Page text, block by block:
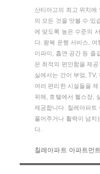
산티아고의 최고 위치에
의 모든 것을 맛볼 수 있
에 맞도록 높은 수준의
다. 왕복 운행 서비스,
이파이, 흡연 공간 등 즐
은 최적의 편안함을 제
실에서는 간이 부엌, TV,
여러 편리한 시설들을
위해, 호텔에서 헬스장,
제공합니다. 칠레아파트
풀어주거나 활력이 넘치
다.
칠레아파트 아파트먼